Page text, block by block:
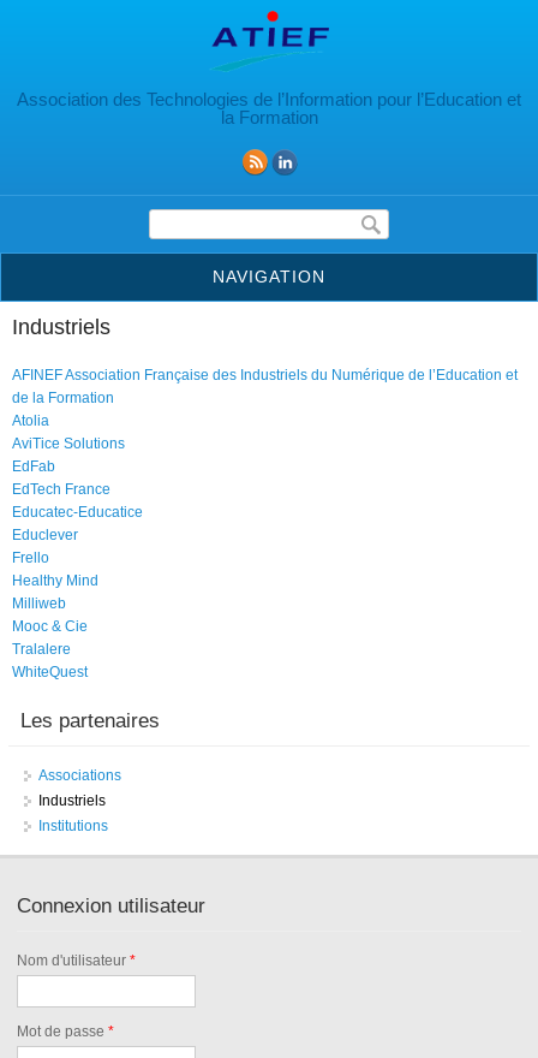
Association des Technologies de l’Information pour l’Education et
la Formation
Formulaire de recherche
NAVIGATION
Industriels
AFINEF Association Française des Industriels du Numérique de l’Education et
de la Formation
Atolia
AviTice Solutions
EdFab
EdTech France
Educatec-Educatice
Educlever
Frello
Healthy Mind
Milliweb
Mooc & Cie
Tralalere
WhiteQuest
Les partenaires
Associations
Industriels
Institutions
Connexion utilisateur
Nom d'utilisateur*
Mot de passe*